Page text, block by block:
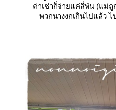
ค่าเช่าก็จ่ายแค่สี่พัน (แม่ถู
พวกนางงกเกินไปแล้ว